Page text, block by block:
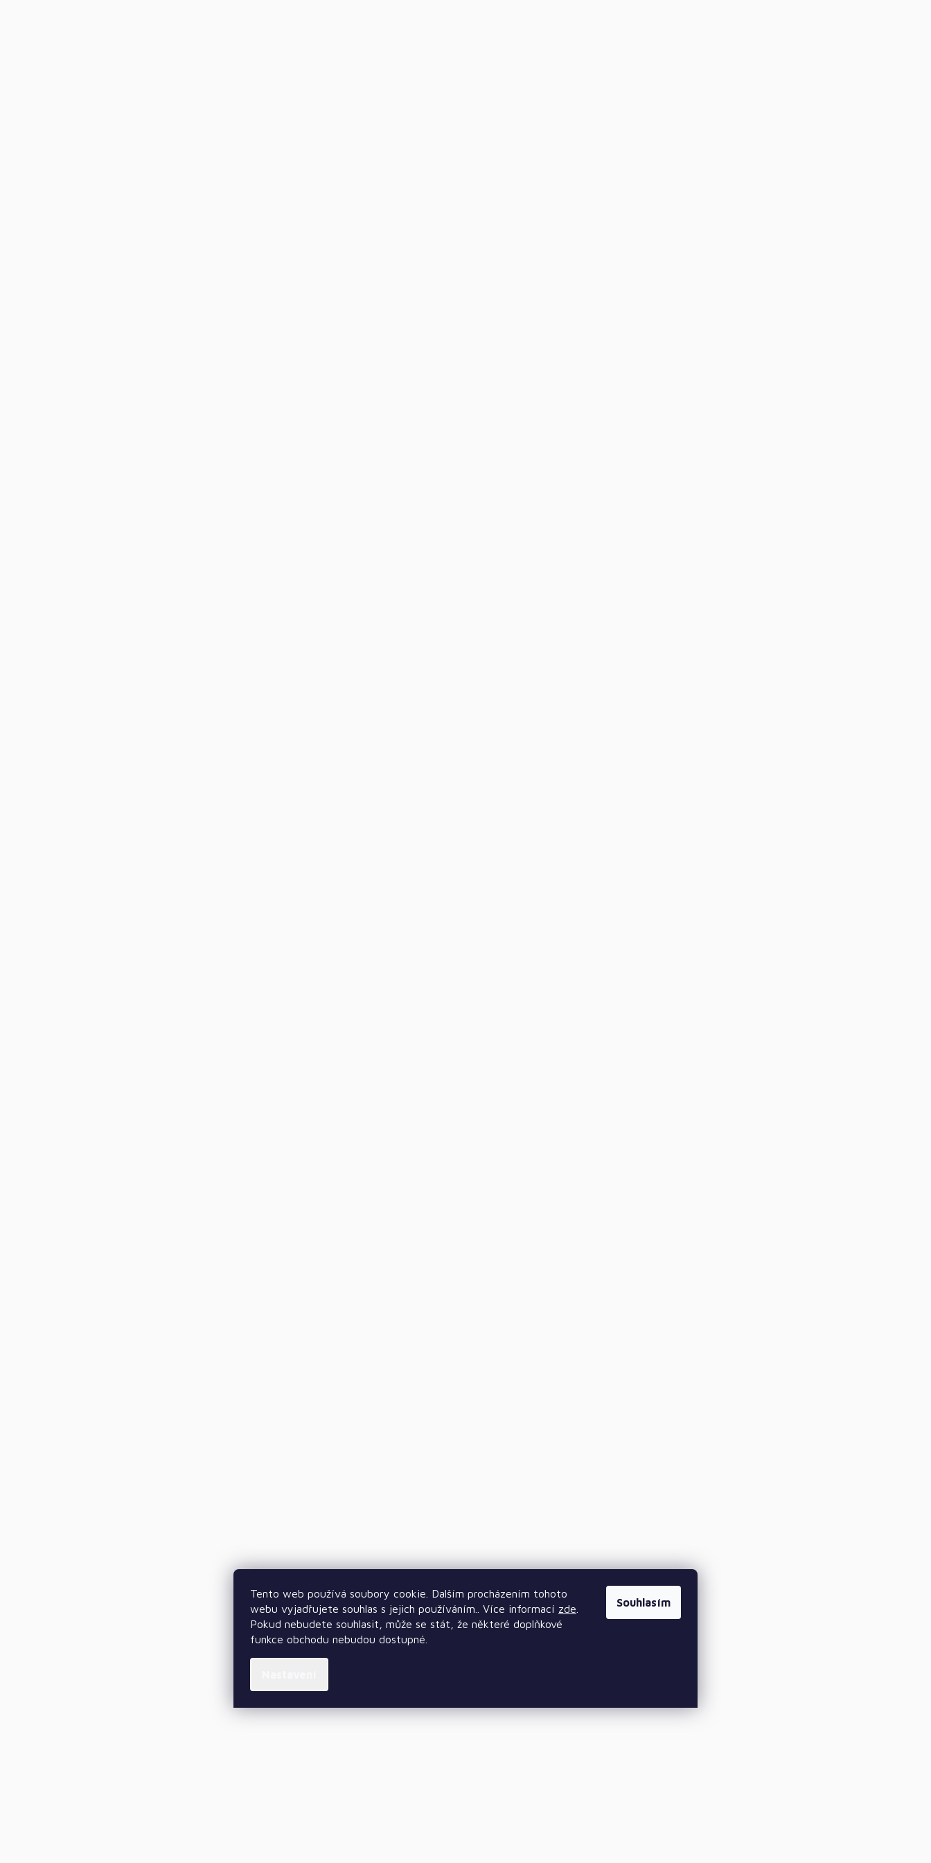
Tento web používá soubory cookie. Dalším procházením tohoto
webu vyjadřujete souhlas s jejich používáním.. Více informací zde
Pokud nebudete souhlasit, může se stát, že některé doplňkové
funkce obchodu nebudou dostupné.
Souhlasím